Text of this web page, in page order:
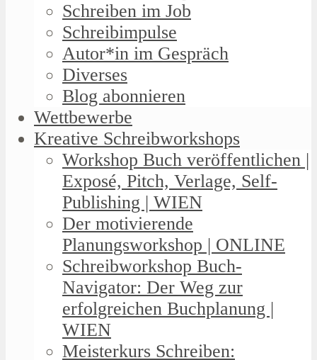
Schreiben im Job
Schreibimpulse
Autor*in im Gespräch
Diverses
Blog abonnieren
Wettbewerbe
Kreative Schreibworkshops
Workshop Buch veröffentlichen |
Exposé, Pitch, Verlage, Self-
Publishing | WIEN
Der motivierende
Planungsworkshop | ONLINE
Schreibworkshop Buch-
Navigator: Der Weg zur
erfolgreichen Buchplanung |
WIEN
Meisterkurs Schreiben: